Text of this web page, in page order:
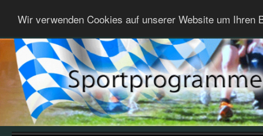
Wir verwenden Cookies auf unserer Website um